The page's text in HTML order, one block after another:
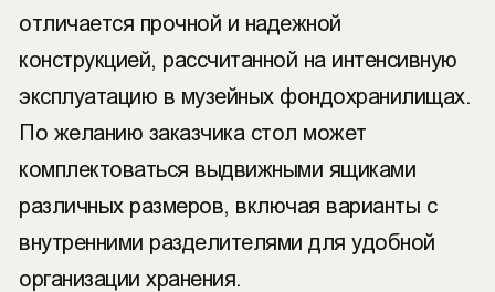
отличается прочной и надежной
конструкцией, рассчитанной на интенсивную
эксплуатацию в музейных фондохранилищах.
По желанию заказчика стол может
комплектоваться выдвижными ящиками
различных размеров, включая варианты с
внутренними разделителями для удобной
организации хранения.